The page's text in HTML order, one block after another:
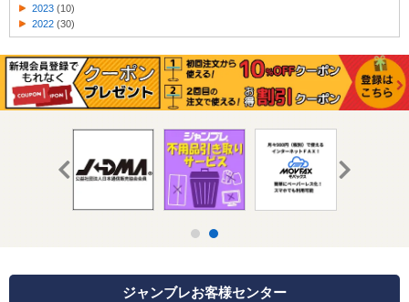
2023 (10)
2022 (30)
ジャンブレお客様センター